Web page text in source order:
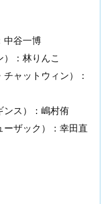
中谷一博
：林りんこ
ャットウィン）：
ンス）：嶋村侑
ーザック）：幸田直